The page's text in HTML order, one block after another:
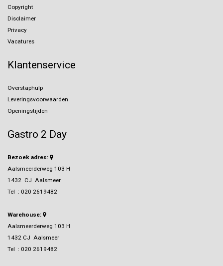
Copyright
Disclaimer
Privacy
Vacatures
Klantenservice
Overstaphulp
Leveringsvoorwaarden
Openingstijden
Gastro 2 Day
Bezoek adres:
Aalsmeerderweg 103 H
1432 CJ Aalsmeer
Tel : 020 2619482
Warehouse:
Aalsmeerderweg 103 H
1432 CJ Aalsmeer
Tel : 020 2619482